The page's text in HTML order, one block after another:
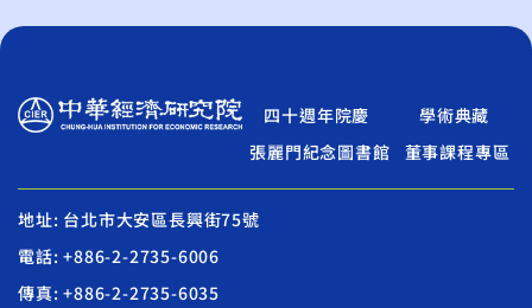
四十週年院慶
學術典藏
張麗門紀念圖書館
董事課程專區
地址: 台北市大安區長興街75號
電話: +886-2-2735-6006
傳真: +886-2-2735-6035